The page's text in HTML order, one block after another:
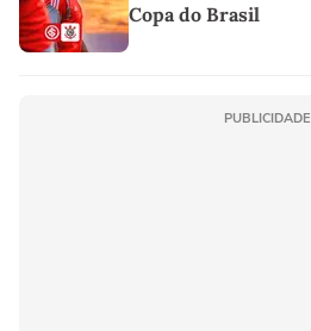
Copa do Brasil
PUBLICIDADE